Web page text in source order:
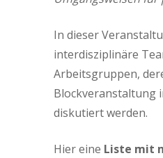
In dieser
interdisziplinäre
Arbeitsgruppen,
Blockveranstaltung
diskutiert werden.
Hier eine Liste mit